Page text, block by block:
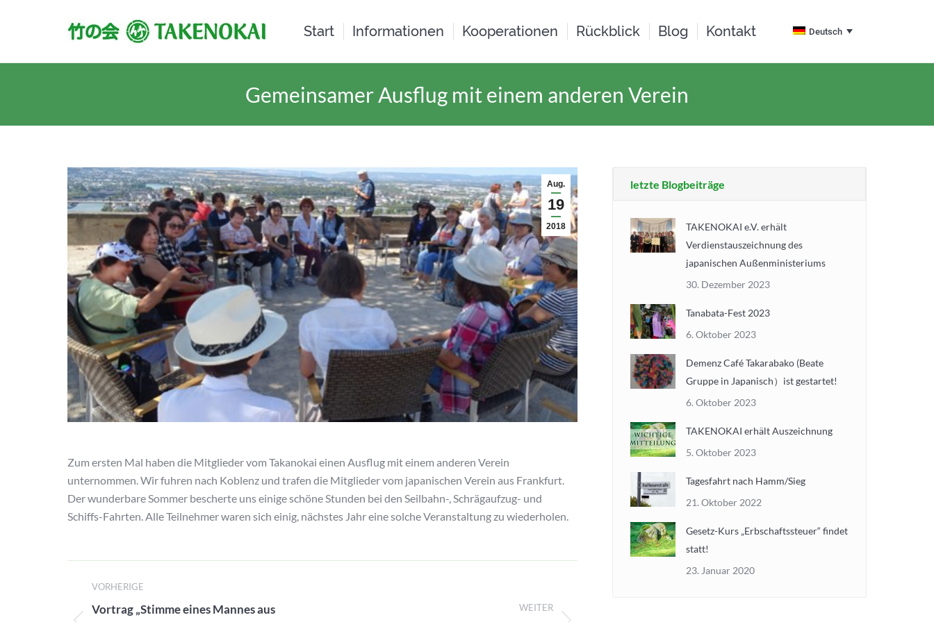
Start Informationen Kooperationen Rückblick Blog Kontakt Deutsch
Gemeinsamer Ausflug mit einem anderen Verein
Aug.
19
2018
Zum ersten Mal haben die Mitglieder vom Takanokai einen Ausflug mit einem anderen Verein
unternommen. Wir fuhren nach Koblenz und trafen die Mitglieder vom japanischen Verein aus Frankfurt.
Der wunderbare Sommer bescherte uns einige schöne Stunden bei den Seilbahn-, Schrägaufzug- und
Schiffs-Fahrten. Alle Teilnehmer waren sich einig, nächstes Jahr eine solche Veranstaltung zu wiederholen.
VORHERIGE
Vortrag „Stimme eines Mannes aus WEITER
letzte Blogbeiträge
TAKENOKAI e.V. erhält
Verdienstauszeichnung des
japanischen Außenministeriums
30. Dezember 2023
Tanabata-Fest 2023
6. Oktober 2023
Demenz Café Takarabako (Beate
Gruppe in Japanisch）ist gestartet!
6. Oktober 2023
TAKENOKAI erhält Auszeichnung
5. Oktober 2023
Tagesfahrt nach Hamm/Sieg
21. Oktober 2022
Gesetz-Kurs „Erbschaftssteuer“ findet
statt!
23. Januar 2020